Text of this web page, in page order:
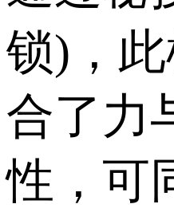
锁)，
合了力
性，可